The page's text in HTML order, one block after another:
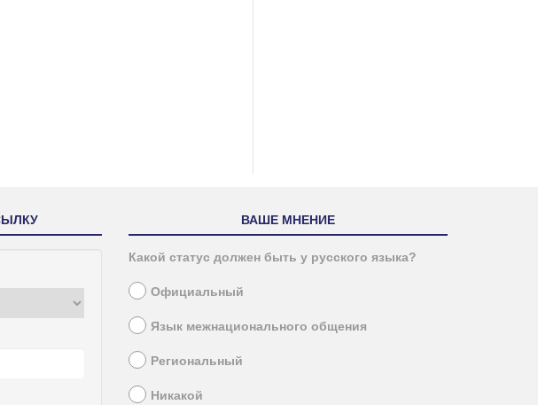
ВАШЕ МНЕНИЕ
Какой статус должен быть у русского языка?
Официальный
Язык межнационального общения
Региональный
Никакой